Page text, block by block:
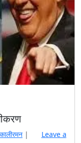
|
Leave a